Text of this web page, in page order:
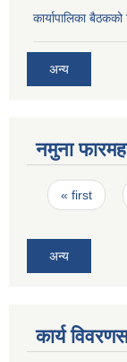
कार्यापालिका
अन्य
नमुना
Pages
« first
अन्य
कार्य